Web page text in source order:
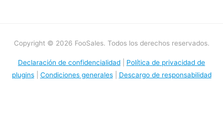
Copyright © 2026 FooSales. Todos los derechos reservados.
Declaración de confidencialidad
Política de privacidad de
plugins| Condiciones generales| Descargo de responsabilidad